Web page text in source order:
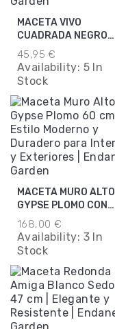
MACETA VIVO
CUADRADA NEGRO
30CM
45,95 €
Availability: 5 In
Stock
MACETA MURO ALTO
GYPSE PLOMO CON
INSERT 60CM
168,00 €
Availability: 3 In
Stock